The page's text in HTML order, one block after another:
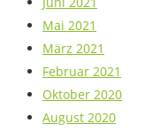
Mai 2021
März 2021
Februar 2021
Oktober 2020
August 2020